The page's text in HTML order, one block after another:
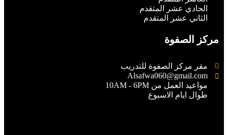
الحادي عشر المتقدم
الثاني عشر المتقدم
مركز الصفوة
مقر مركز الصفوة للتدريب
Alsafwa060@gmail.com
مواعيد العمل من 10AM - 6PM
طوال ايام الاسبوع